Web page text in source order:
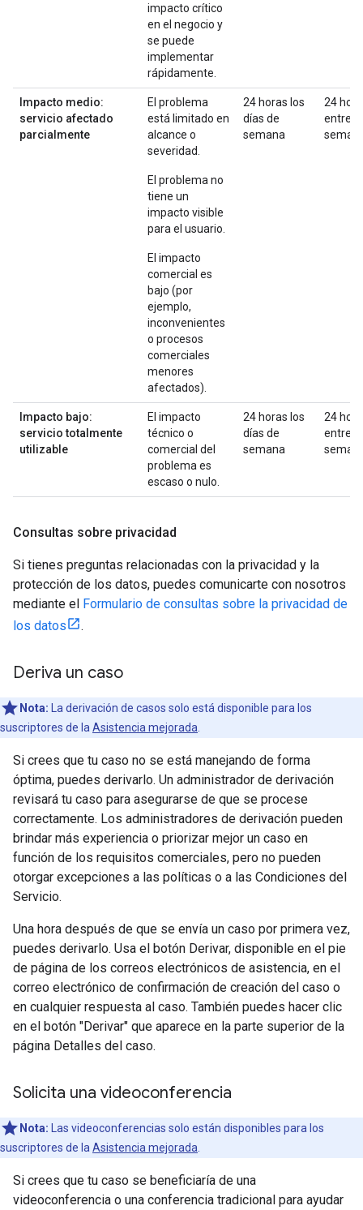
impacto crítico
en el negocio y
se puede
implementar
rápidamente.
Impacto medio:
servicio afectado
parcialmente
El problema
está limitado en
alcance o
severidad.
El problema no
tiene un
impacto visible
para el usuario.
El impacto
comercial es
bajo (por
ejemplo,
inconvenientes
o procesos
comerciales
menores
afectados).
24 horas los
días de
semana
24
entre
Impacto bajo:
servicio totalmente
utilizable
El impacto
técnico o
comercial del
problema es
escaso o nulo.
24 horas los
días de
semana
24
entre
Consultas sobre privacidad
Si tienes preguntas relacionadas con la privacidad y la
protección de los datos, puedes comunicarte con nosotros
mediante el Formulario de consultas sobre la privacidad de
los datos
.
Deriva un caso
Nota: La derivación de casos solo está disponible para los
suscriptores de la Asistencia mejorada
Si crees que tu caso no se está manejando de forma
óptima, puedes derivarlo. Un administrador de derivación
revisará tu caso para asegurarse de que se procese
correctamente. Los administradores de derivación pueden
brindar más experiencia o priorizar mejor un caso en
función de los requisitos comerciales, pero no pueden
otorgar excepciones a las políticas o a las Condiciones del
Servicio.
Una hora después de que se envía un caso por primera vez,
puedes derivarlo. Usa el botón Derivar, disponible en el pie
de página de los correos electrónicos de asistencia, en el
correo electrónico de confirmación de creación del caso o
en cualquier respuesta al caso. También puedes hacer clic
en el botón "Derivar" que aparece en la parte superior de la
página Detalles del caso.
Solicita una videoconferencia
Nota: Las videoconferencias solo están disponibles para los
suscriptores de la Asistencia mejorada
Si crees que tu caso se beneficiaría de una
videoconferencia o una conferencia tradicional para ayudar